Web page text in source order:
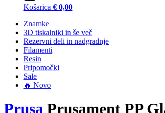
Košarica € 0,00
Znamke
3D tiskalniki in še več
Rezervni deli in nadgradnje
Filamenti
Resin
Pripomočki
Sale
🔥 Novo
Prusa Prusament PP